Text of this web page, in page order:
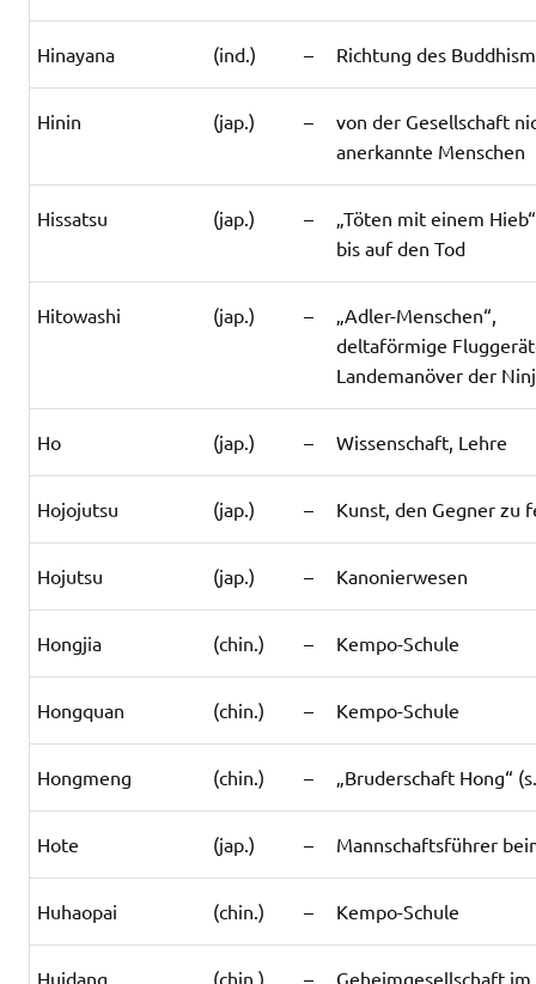
Hinayana (ind.) – Richtung des
Hinin (jap.) –
von der Gesellschaft
anerkannte Menschen
Hissatsu (jap.) –
„Töten mit einem
bis auf den Tod
Hitowashi (jap.) –
„Adler-Menschen“,
deltaförmige
Landemanöver der
Ho (jap.) – Wissenschaft, Lehre
Hojojutsu (jap.) – Kunst, den Gegner zu
Hojutsu (jap.) – Kanonierwesen
Hongjia (chin.) – Kempo-Schule
Hongquan (chin.) – Kempo-Schule
Hongmeng (chin.) – „Bruderschaft Hong“
Hote (jap.) – Mannschaftsführer
Huhaopai (chin.) – Kempo-Schule
Huidang (chin.) – Geheimgesellschaft